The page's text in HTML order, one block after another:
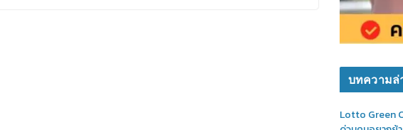
บทความล่
Lotto Green